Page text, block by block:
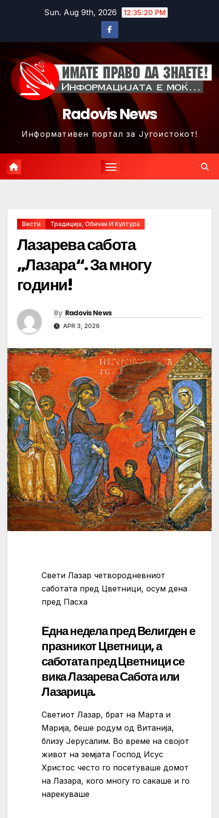
Sun. Aug 9th, 2026 12:35:23 PM
Radovis News
Информативен портал за Југоистокот!
Вести Традиција, Обичаи И Култура
Лазарева сабота
„Лазара“. За многу
години!
By Radovis News
APR 3, 2026
Свети Лазар четвородневниот
саботата пред Цветници, осум дена
пред Пасха
Една недела пред Велигден е
празникот Цветници, а
саботата пред Цветници се
вика Лазарева Сабота или
Лазарица.
Светиот Лазар, брат на Марта и
Марија, беше родум од Витанија,
близу Јерусалим. Во време на својот
живот на земјата Господ Исус
Христос често го посетуваше домот
на Лазара, кого многу го сакаше и го
нарекуваше